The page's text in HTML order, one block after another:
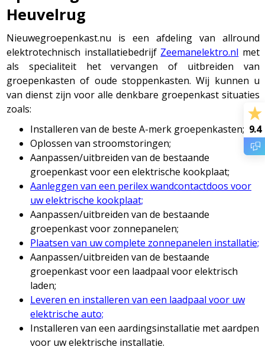
Heuvelrug
Nieuwegroepenkast.nu is een afdeling van allround
elektrotechnisch installatiebedrijf Zeemanelektro.nl met
als specialiteit het vervangen of uitbreiden van
groepenkasten of oude stoppenkasten. Wij kunnen u
van dienst zijn voor alle denkbare groepenkast situaties
zoals:
Installeren van de beste A-merk groepenkasten;
Oplossen van stroomstoringen;
Aanpassen/uitbreiden van de bestaande
groepenkast voor een elektrische kookplaat;
Aanleggen van een perilex wandcontactdoos voor
uw elektrische kookplaat;
Aanpassen/uitbreiden van de bestaande
groepenkast voor zonnepanelen;
Plaatsen van uw complete zonnepanelen installatie;
Aanpassen/uitbreiden van de bestaande
groepenkast voor een laadpaal voor elektrisch
laden;
Leveren en installeren van een laadpaal voor uw
elektrische auto;
Installeren van een aardingsinstallatie met aardpen
voor uw elektrische installatie.
9.4